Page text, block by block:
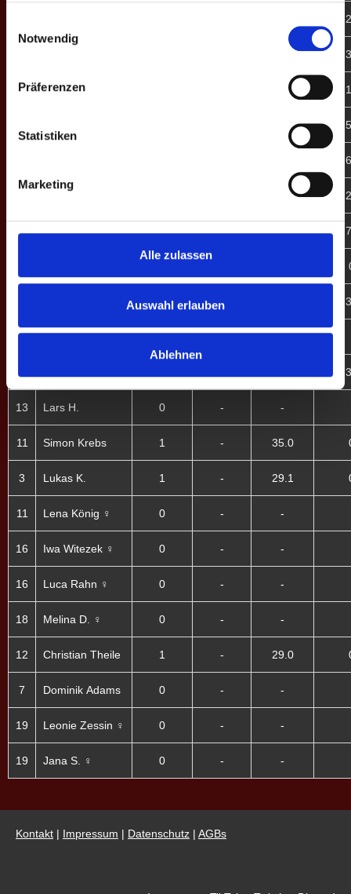
Notwendig
Präferenzen
Statistiken
Marketing
Alle zulassen
Auswahl erlauben
Ablehnen
3 David Stader 46.0
54.5
Timon K. 44.9
6 Jan D. 8 - 51.1
9 -
6 Domenic Wilbert 0 - -
11
13 Lars H. 0 - -
11 Simon Krebs 1 - 35.0
3 Lukas K. 1 - 29.1
11 Lena König ♀ 0 - -
16 Iwa Witezek ♀ 0 - -
16 Luca Rahn ♀ 0 - -
18 Melina D. ♀ 0 - -
12 Christian Theile 1 - 29.0
7 Dominik Adams 0 - -
19 Leonie Zessin ♀ 0 - -
19 Jana S. ♀ 0 - -
Kontakt | Impressum | Datenschutz | AGBs